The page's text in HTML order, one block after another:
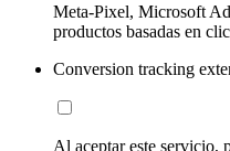
Meta-Pixel, Microsoft
productos basadas en
Conversion tracking
Al aceptar este servicio,